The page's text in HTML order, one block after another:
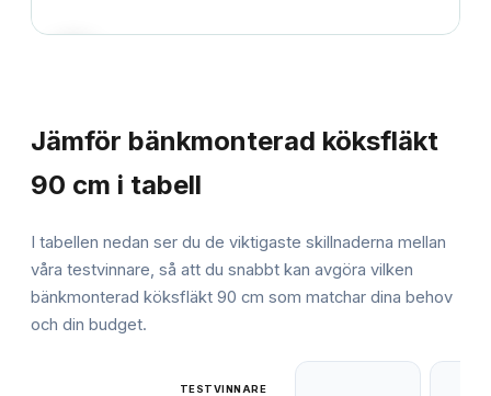
Jämför bänkmonterad köksfläkt
90 cm i tabell
I tabellen nedan ser du de viktigaste skillnaderna mellan
våra testvinnare, så att du snabbt kan avgöra vilken
bänkmonterad köksfläkt 90 cm som matchar dina behov
och din budget.
TESTVINNARE